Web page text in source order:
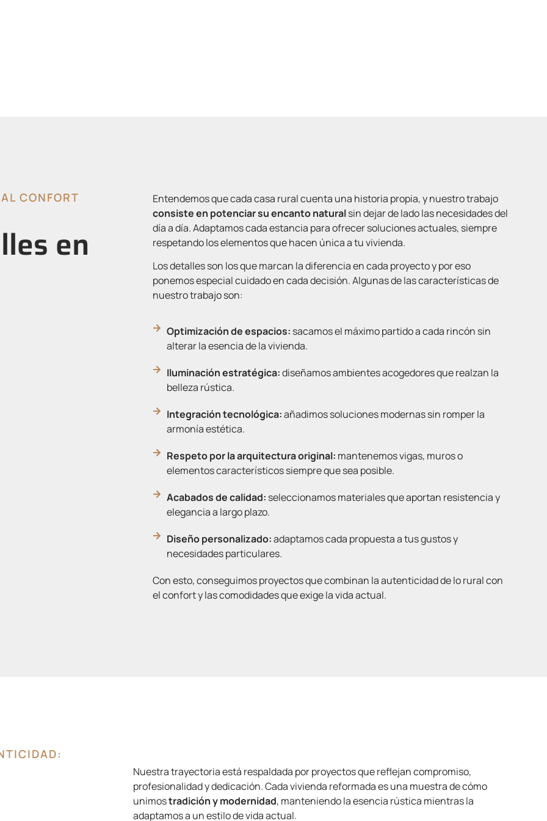
CONFORT
en
Entendemos que cada casa rural cuenta una historia propia, y nuestro trabajo
consiste en potenciar su encanto naturalsin dejar de lado las necesidades del
día a día. Adaptamos cada estancia para ofrecer soluciones actuales, siempre
respetando los elementos que hacen única a tu vivienda.
Los detalles son los que marcan la diferencia en cada proyecto y por eso
ponemos especial cuidado en cada decisión. Algunas de las características de
nuestro trabajo son:
Optimización de espacios: sacamos el máximo partido a cada rincón sin
alterar la esencia de la vivienda.
Iluminación estratégica:diseñamos ambientes acogedores que realzan la
belleza rústica.
Integración tecnológica:añadimos soluciones modernas sin romper la
armonía estética.
Respeto por la arquitectura original: mantenemos vigas, muros o
elementos característicos siempre que sea posible.
Acabados de calidad: seleccionamos materiales que aportan resistencia y
elegancia a largo plazo.
Diseño personalizado:adaptamos cada propuesta a tus gustos y
necesidades particulares.
Con esto, conseguimos proyectos que combinan la autenticidad de lo rural con
el confort y las comodidades que exige la vida actual.
Nuestra trayectoria está respaldada por proyectos que reflejan compromiso,
profesionalidad y dedicación. Cada vivienda reformada es una muestra de cómo
unimostradición y modernidad, manteniendo la esencia rústica mientras la
adaptamos a un estilo de vida actual.